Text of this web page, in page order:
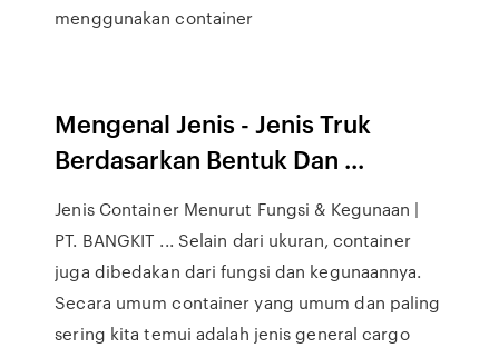
menggunakan container
Mengenal Jenis - Jenis Truk
Berdasarkan Bentuk Dan ...
Jenis Container Menurut Fungsi & Kegunaan |
PT. BANGKIT ... Selain dari ukuran, container
juga dibedakan dari fungsi dan kegunaannya.
Secara umum container yang umum dan paling
sering kita temui adalah jenis general cargo